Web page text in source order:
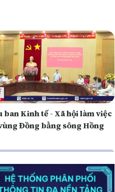
ban Kinh tế - Xã hội làm việc
Đồng bằng sông Hồng